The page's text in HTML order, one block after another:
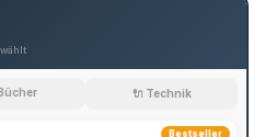
🔌 Technik
Bestseller